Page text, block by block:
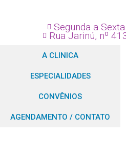
Segunda a
Rua Jarinú, nº
A CLINICA
ESPECIALIDADES
CONVÊNIOS
AGENDAMENTO / CONTATO